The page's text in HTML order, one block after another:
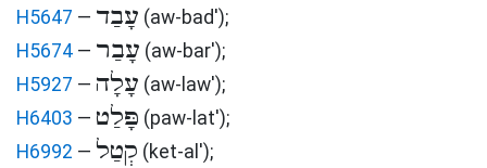
H5647 — עָבַד (aw-bad');
H5674 — עָבַר (aw-bar');
H5927 — עָלָה (aw-law');
H6403 — פָּלַט (paw-lat');
H6992 — קְטַל (ket-al');